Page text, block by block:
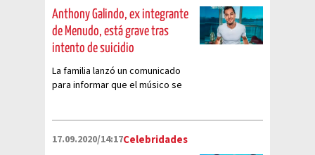
Anthony Galindo, ex integrante
de Menudo, está grave tras
intento de suicidio
La familia lanzó un comunicado
para informar que el músico se
17.09.2020/14:17Celebridades